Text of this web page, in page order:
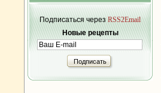
Подписаться черезRSS2Email
Новые рецепты
Подписать